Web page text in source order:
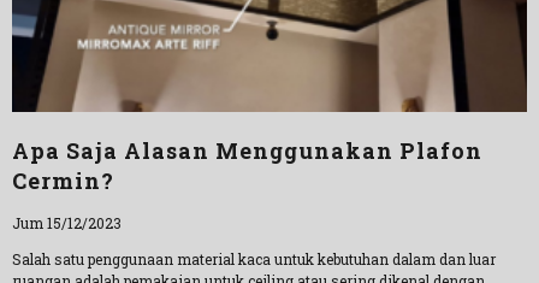
Apa Saja Alasan Menggunakan Plafon
Cermin?
Jum 15/12/2023
Salah satu penggunaan material kaca untuk kebutuhan dalam dan luar